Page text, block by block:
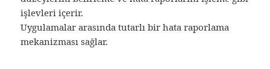
işlevleri içerir.
Uygulamalar arasında tutarlı bir hata raporlama
mekanizması sağlar.